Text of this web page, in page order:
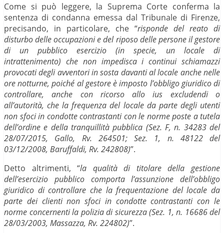
Come si può leggere, la Suprema Corte conferma la
sentenza di condanna emessa dal Tribunale di Firenze,
precisando, in particolare, che “risponde del reato di
disturbo delle occupazioni e del riposo delle persone il gestore
di un pubblico esercizio (in specie, un locale di
intrattenimento) che non impedisca i continui schiamazzi
provocati degli avventori in sosta davanti al locale anche nelle
ore notturne, poiché al gestore è imposto l’obbligo giuridico di
controllare, anche con ricorso allo ius excludendi o
all’autorità, che la frequenza del locale da parte degli utenti
non sfoci in condotte contrastanti con le norme poste a tutela
dell’ordine e della tranquillità pubblica (Sez. F, n. 34283 del
28/07/2015, Gallo, Rv. 264501; Sez. 1, n. 48122 del
03/12/2008, Baruffaldi, Rv. 242808)”.
Detto altrimenti, “la qualità di titolare della gestione
dell’esercizio pubblico comporta l’assunzione dell’obbligo
giuridico di controllare che la frequentazione del locale da
parte dei clienti non sfoci in condotte contrastanti con le
norme concernenti la polizia di sicurezza (Sez. 1, n. 16686 del
28/03/2003, Massazza, Rv. 224802)”.